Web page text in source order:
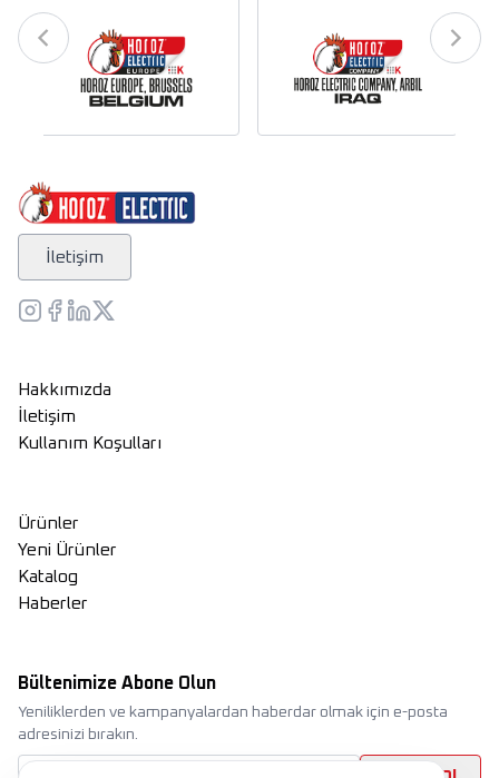
İletişim
Hakkımızda
İletişim
Kullanım Koşulları
Ürünler
Yeni Ürünler
Katalog
Haberler
Bültenimize Abone Olun
Yeniliklerden ve kampanyalardan haberdar olmak için e-posta
adresinizi bırakın.